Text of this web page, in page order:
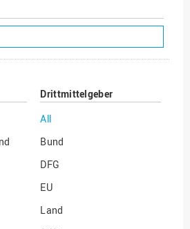
Drittmittelgeber
All
Bund
DFG
EU
Land